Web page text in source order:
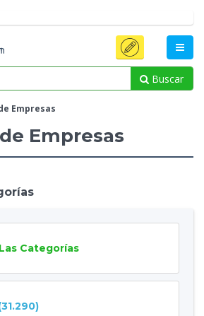
Buscar
Empresas
Empresas
Categorías